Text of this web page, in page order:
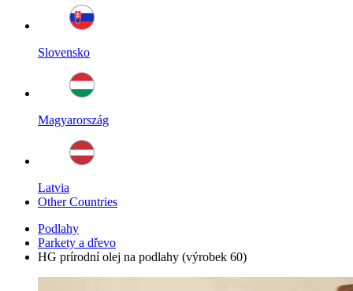
Slovensko
Magyarország
Latvia
Other Countries
Podlahy
Parkety a dřevo
HG prírodní olej na podlahy (výrobek 60)